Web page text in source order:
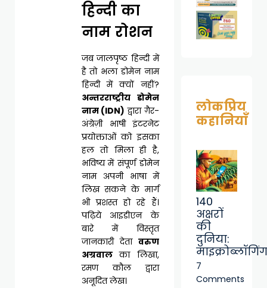
हिन्दी का
नाम रोशन
जब जालपृष्ठ हिन्दी में
है तो भला डोमेन नाम
हिन्दी में क्यों नहीं?
अन्तरराष्ट्रीय डोमेन
नाम (IDN) द्वारा ग़ैर-
अंग्रेज़ी भाषी इंटरनेट
प्रयोक्ताओं को इसका
हल तो मिला ही है,
भविष्य में संपूर्ण डोमेन
नाम अपनी भाषा में
लिख सकने के मार्ग
भी प्रशस्त हो रहे हैं।
पढ़िये आइडीएन के
बारे में विस्तृत
जानकारी देता वरुण
अग्रवालका लिखा,
रमण कौल द्वारा
अनूदित लेख।
लोकप्रिय
कहानियाँ
140
अक्षरों
की
दुनिया:
माइक्रोब्लॉगिंग
7
Comments